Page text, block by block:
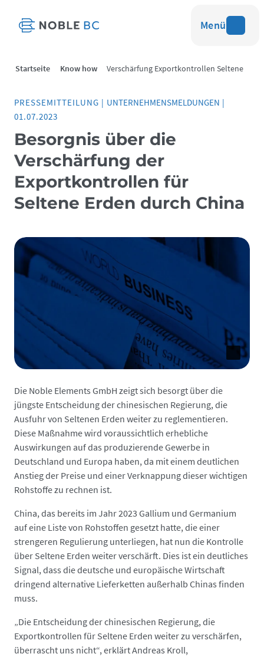
Menü
Startseite Know how
Verschärfung Exportkontrollen Seltene
PRESSEMITTEILUNG | UNTERNEHMENSMELDUNGEN |
01.07.2023
Besorgnis über die
Verschärfung der
Exportkontrollen für
Seltene Erden durch China
Die Noble Elements GmbH zeigt sich besorgt über die
jüngste Entscheidung der chinesischen Regierung, die
Ausfuhr von Seltenen Erden weiter zu reglementieren.
Diese Maßnahme wird voraussichtlich erhebliche
Auswirkungen auf das produzierende Gewerbe in
Deutschland und Europa haben, da mit einem deutlichen
Anstieg der Preise und einer Verknappung dieser wichtigen
Rohstoffe zu rechnen ist.
China, das bereits im Jahr 2023 Gallium und Germanium
auf eine Liste von Rohstoffen gesetzt hatte, die einer
strengeren Regulierung unterliegen, hat nun die Kontrolle
über Seltene Erden weiter verschärft. Dies ist ein deutliches
Signal, dass die deutsche und europäische Wirtschaft
dringend alternative Lieferketten außerhalb Chinas finden
muss.
„Die Entscheidung der chinesischen Regierung, die
Exportkontrollen für Seltene Erden weiter zu verschärfen,
überrascht uns nicht“, erklärt Andreas Kroll,